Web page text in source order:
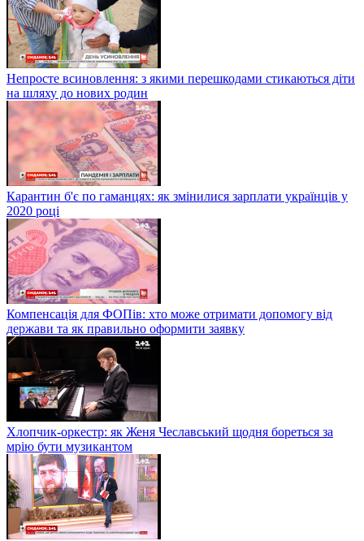
Непросте всиновлення: з якими перешкодами стикаються діти
на шляху до нових родин
Карантин б'є по гаманцях: як змінилися зарплати українців у
2020 році
Компенсація для ФОПів: хто може отримати допомогу від
держави та як правильно оформити заявку
Хлопчик-оркестр: як Женя Чеславський щодня бореться за
мрію бути музикантом